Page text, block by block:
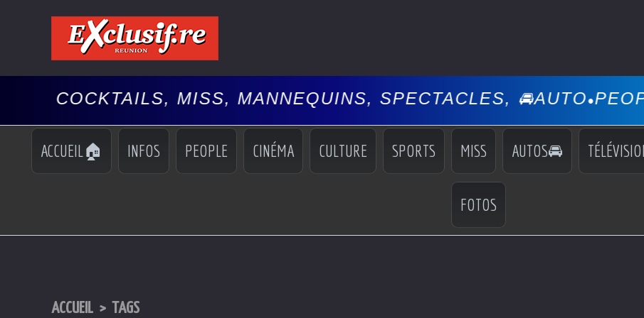
MISS, MANNEQUINS, SPECTACLES, 🚘AUTO•PEOPLE,
ACCUEIL🏠 INFOS PEOPLE CINÉMA CULTURE SPORTS MISS AUTOS🚘
FOTOS
ACCUEIL > TAGS